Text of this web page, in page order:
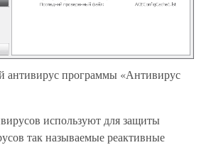
антивирус программы «Антивирус
используют для защиты
так называемые реактивные